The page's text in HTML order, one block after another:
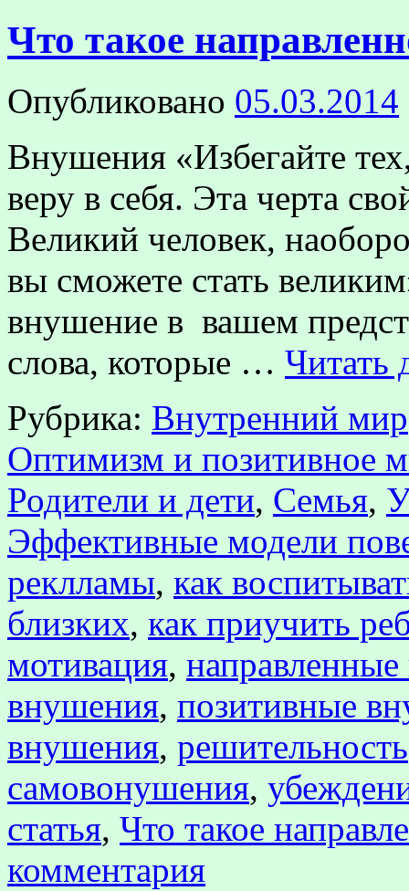
Что такое
Опубликовано 05.03.2014
Внушения «Избегайте
веру в себя. Эта черта
Великий человек,
вы сможете стать
внушение в вашем
слова, которые … Читать
Рубрика: Внутренний мир
Оптимизм и позитивное
Родители и дети, Семья,
Эффективные модели
реклламы, как
близких, как приучить
мотивация,
внушения, позитивные
внушения, решительность
самовонушения,
статья, Что такое
комментария